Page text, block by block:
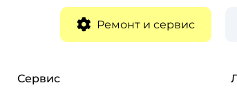
Ремонт и сервис
Сервис